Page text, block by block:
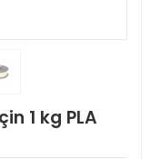
1 kg PLA